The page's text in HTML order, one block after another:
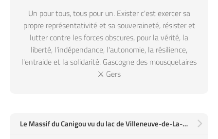
Un pour tous, tous pour un. Exister c'est exercer sa
propre représentativité et sa souveraineté, résister et
lutter contre les forces obscures, pour la vérité, la
liberté, l'indépendance, l'autonomie, la résilience,
l'entraide et la solidarité. Gascogne des mousquetaires
⚔️ Gers
Le Massif du Canigou vu du lac de Villeneuve-de-La-Raho